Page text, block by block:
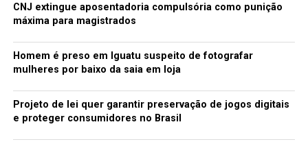
CNJ extingue aposentadoria compulsória como punição
máxima para magistrados
Homem é preso em Iguatu suspeito de fotografar
mulheres por baixo da saia em loja
Projeto de lei quer garantir preservação de jogos digitais
e proteger consumidores no Brasil